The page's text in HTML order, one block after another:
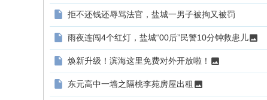
拒不还钱还辱骂法官，盐城一男子被拘又被罚
雨夜连闯4个红灯，盐城“00后”民警10分钟救患儿
焕新升级！滨海这里免费对外开放啦！
东元高中一墙之隔桃李苑房屋出租